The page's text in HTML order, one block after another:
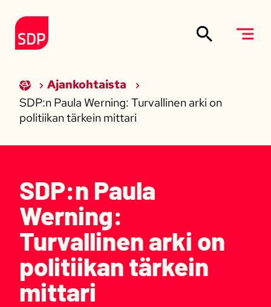
Etusivulle
Ajankohtaista
SDP:n Paula Werning: Turvallinen arki on
politiikan tärkein mittari
SDP:n Paula
Werning:
Turvallinen arki on
politiikan tärkein
mittari